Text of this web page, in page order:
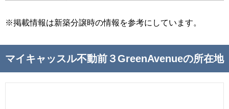
※掲載情報は新築分譲時の情報を参考にしています。
マイキャッスル不動前３GreenAvenueの所在地